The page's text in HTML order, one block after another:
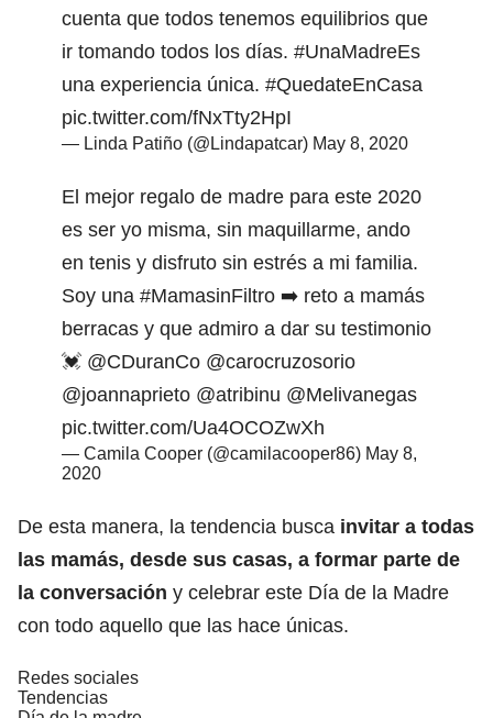
cuenta que todos tenemos equilibrios que
ir tomando todos los días. #UnaMadreEs
una experiencia única. #QuedateEnCasa
pic.twitter.com/fNxTty2HpI
— Linda Patiño (@Lindapatcar) May 8, 2020
El mejor regalo de madre para este 2020
es ser yo misma, sin maquillarme, ando
en tenis y disfruto sin estrés a mi familia.
Soy una #MamasinFiltro ➡️ reto a mamás
berracas y que admiro a dar su testimonio
💓 @CDuranCo @carocruzosorio
@joannaprieto @atribinu @Melivanegas
pic.twitter.com/Ua4OCOZwXh
— Camila Cooper (@camilacooper86) May 8,
2020
De esta manera, la tendencia busca invitar a todas
las mamás, desde sus casas, a formar parte de
la conversación y celebrar este Día de la Madre
con todo aquello que las hace únicas.
Redes sociales
Tendencias